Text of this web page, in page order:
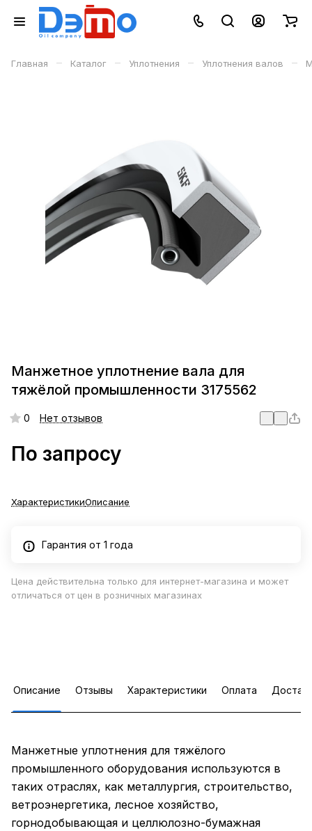
Главная – Каталог – Уплотнения – Уплотнения валов –
Манжетное уплотнение вала для
тяжёлой промышленности 3175562
0 Нет отзывов
По запросу
ХарактеристикиОписание
Гарантия от 1 года
Цена действительна только для интернет-магазина и может
отличаться от цен в розничных магазинах
Описание Отзывы Характеристики Оплата
Манжетные уплотнения для тяжёлого
промышленного оборудования используются в
таких отраслях, как металлургия, строительство,
ветроэнергетика, лесное хозяйство,
горнодобывающая и целлюлозно-бумажная